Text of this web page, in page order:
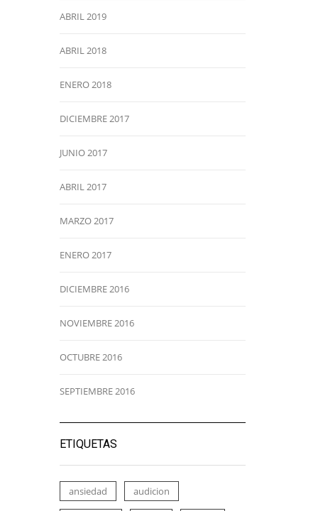
ABRIL 2019
ABRIL 2018
ENERO 2018
DICIEMBRE 2017
JUNIO 2017
ABRIL 2017
MARZO 2017
ENERO 2017
DICIEMBRE 2016
NOVIEMBRE 2016
OCTUBRE 2016
SEPTIEMBRE 2016
ETIQUETAS
ansiedad audicion